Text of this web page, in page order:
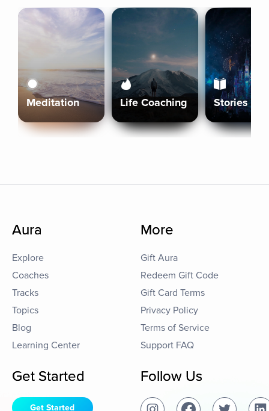
Meditation Life Coaching Stories
Aura
Explore
Coaches
Tracks
Topics
Blog
Learning Center
More
Gift Aura
Redeem Gift Code
Gift Card Terms
Privacy Policy
Terms of Service
Support FAQ
Get Started
Get Started
Follow Us